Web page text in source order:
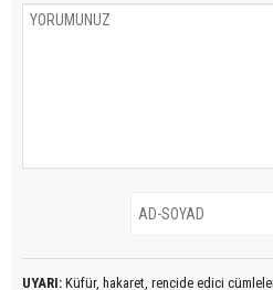
UYARI: Küfür, hakaret, rencide edici